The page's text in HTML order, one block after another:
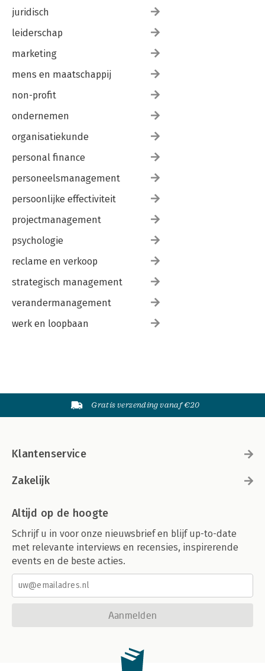
juridisch
leiderschap
marketing
mens en maatschappij
non-profit
ondernemen
organisatiekunde
personal finance
personeelsmanagement
persoonlijke effectiviteit
projectmanagement
psychologie
reclame en verkoop
strategisch management
verandermanagement
werk en loopbaan
Gratis verzending vanaf €20
Klantenservice
Zakelijk
Altijd op de hoogte
Schrijf u in voor onze nieuwsbrief en blijf up-to-date
met relevante interviews en recensies, inspirerende
events en de beste acties.
Aanmelden